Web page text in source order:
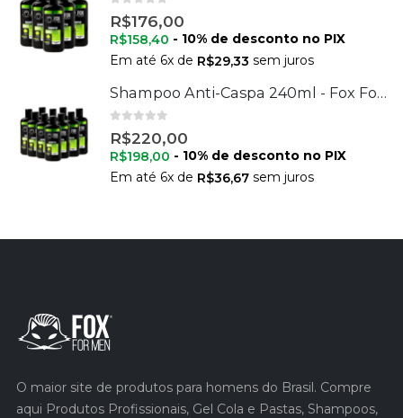
de 5
R$176,00
R$158,40 - 10% de desconto no PIX
Em até 6x de R$29,33 sem juros
Shampoo Anti-Caspa 240ml - Fox For Men - 10 Unidades
de 5
R$220,00
R$198,00 - 10% de desconto no PIX
Em até 6x de R$36,67sem juros
O maior site de produtos para homens do Brasil. Compre
aqui Produtos Profissionais, Gel Cola e Pastas, Shampoos,